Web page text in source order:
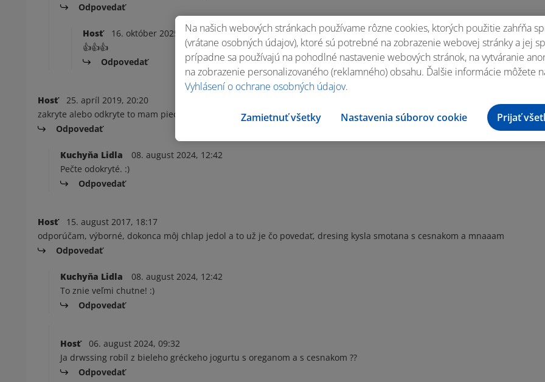
Odpovedať
Hosť
16. október 2025, 18:47
👍👍👍
Odpovedať
Hosť
25. apríl 2019, 20:20
zakryte alebo odkryte to mam piect?
Odpovedať
Kuchyňa Lidla
08. august 2024, 12:42
Pečte odokryté. :)
Odpovedať
Hosť
15. august 2017, 18:17
odporúčam, výborné, dokonca môj chlap jedol a to už je čo povedať, dresing kysla smotana s cesnakom a mnaaam
Odpovedať
Kuchyňa Lidla
08. august 2024, 12:42
To znie veľmi chutne! :)
Odpovedať
Hosť
06. august 2024, 09:32
Ja drwssing robíl z bieleho gréckeho jogurtu s oreganom a s cesnakom ??
Odpovedať
Na našich webových stránkach používame rôzne cookies, ktorých použitie zahŕňa
(vrátane osobných údajov), ktoré sú potrebné na zobrazenie webovej stránky a jej
prípadne sa používajú na pohodlné nastavenie webových stránok, na vytváranie
na zobrazenie personalizovaného (reklamného) obsahu. Ďalšie informácie môžete
Vyhlásení o ochrane osobných údajov.
Zamietnuť všetky Nastavenia súborov cookie Prijať